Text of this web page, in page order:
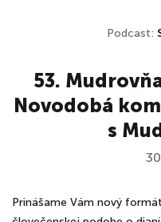
Podcast:
53.
Novodobá
s
Prinášame Vám nový